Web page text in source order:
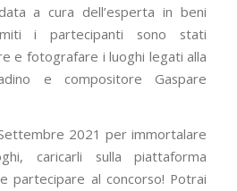
a cura dell’esperta in beni
i partecipanti sono stati
e fotografare i luoghi legati alla
e compositore Gaspare
2021 per immortalare
caricarli sulla piattaforma
partecipare al concorso! Potrai